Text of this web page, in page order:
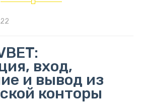
вход,
и вывод из
конторы